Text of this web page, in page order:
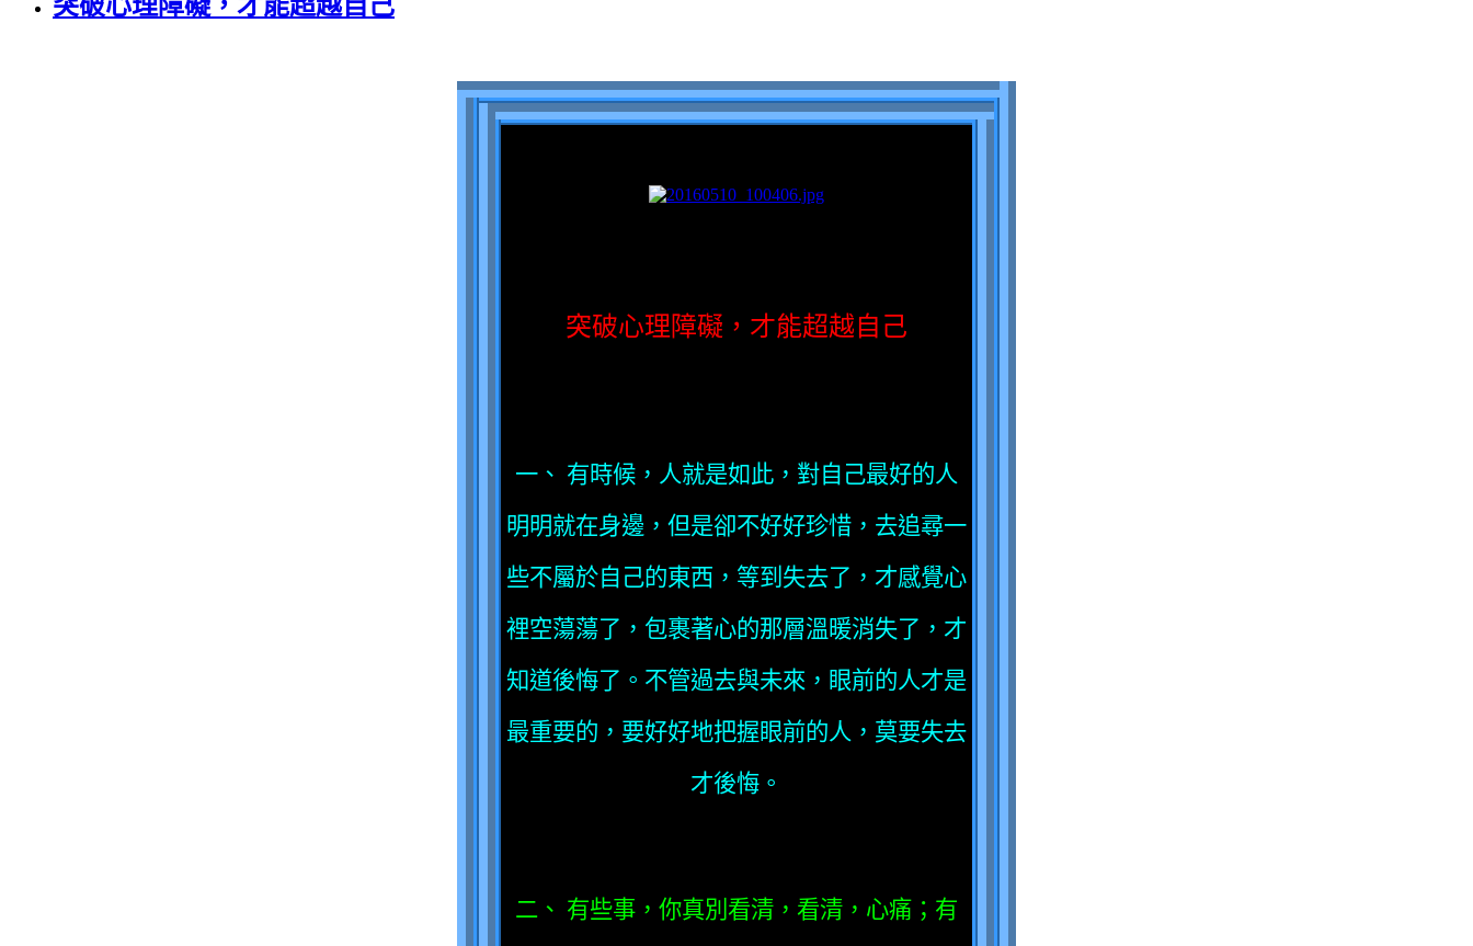
突破心理障礙，才能超越自己
一、 有時候，人就是如此，對自己最好的人
明明就在身邊，但是卻不好好珍惜，去追尋一
些不屬於自己的東西，等到失去了，才感覺心
裡空蕩蕩了，包裹著心的那層溫暖消失了，才
知道後悔了。不管過去與未來，眼前的人才是
最重要的，要好好地把握眼前的人，莫要失去
才後悔。
二、 有些事，你真別看清，看清，心痛；有